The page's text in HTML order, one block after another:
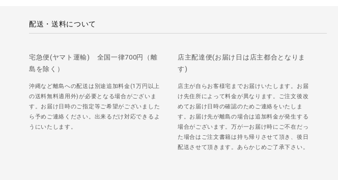
配送・送料について
宅急便(ヤマト運輸) 全国一律700円（離
島を除く）
沖縄など離島への配送は別途追加料金(1万円以上
の送料無料適用外)が必要となる場合がございま
す。お届け日時のご指定等ご希望がございました
ら予めご連絡ください。出来るだけ対応できるよ
うにいたします。
店主配達便(お届け日は店主都合となりま
す)
店主が自らお客様宅までお届けいたします。お届
け先住所によって料金が異なります。ご注文後改
めてお届け日時の確認のためご連絡をいたしま
す。お届け先が離島の場合は追加料金が発生する
場合がございます。万が一お届け時にご不在だっ
た場合はご注文書籍は持ち帰りさせて頂き、後日
配送させて頂きます。あらかじめご了承下さい。